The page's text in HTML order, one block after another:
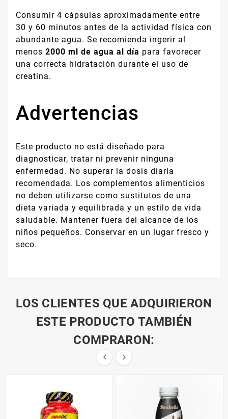
Consumir 4 cápsulas aproximadamente entre
30 y 60 minutos antes de la actividad física con
abundante agua. Se recomienda ingerir al
menos 2000 ml de agua al día para favorecer
una correcta hidratación durante el uso de
creatina.
Advertencias
Este producto no está diseñado para
diagnosticar, tratar ni prevenir ninguna
enfermedad. No superar la dosis diaria
recomendada. Los complementos alimenticios
no deben utilizarse como sustitutos de una
dieta variada y equilibrada y un estilo de vida
saludable. Mantener fuera del alcance de los
niños pequeños. Conservar en un lugar fresco y
seco.
LOS CLIENTES QUE ADQUIRIERON
ESTE PRODUCTO TAMBIÉN
COMPRARON:
 